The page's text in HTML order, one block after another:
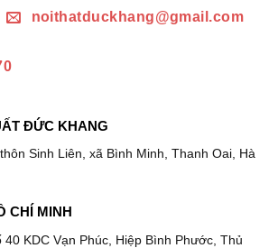
noithatduckhang@gmail.com
ĐỨC KHANG
Sinh Liên, xã Bình Minh, Thanh Oai, Hà
CHÍ MINH
KDC Vạn Phúc, Hiệp Bình Phước, Thủ